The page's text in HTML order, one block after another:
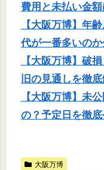
費用と未払い金額
【大阪万博】年
代が一番多いの
【大阪万博】破
旧の見通しを徹底
【大阪万博】未
の？予定日を徹底
大阪万博